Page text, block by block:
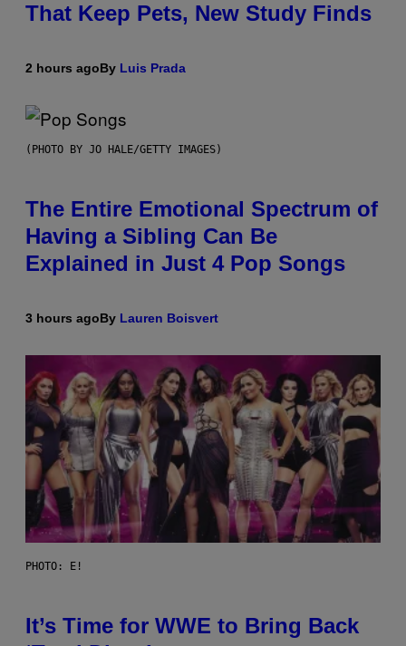
That Keep Pets, New Study Finds
2 hours agoBy Luis Prada
(PHOTO BY JO HALE/GETTY IMAGES)
The Entire Emotional Spectrum of
Having a Sibling Can Be
Explained in Just 4 Pop Songs
3 hours agoBy Lauren Boisvert
PHOTO: E!
It’s Time for WWE to Bring Back